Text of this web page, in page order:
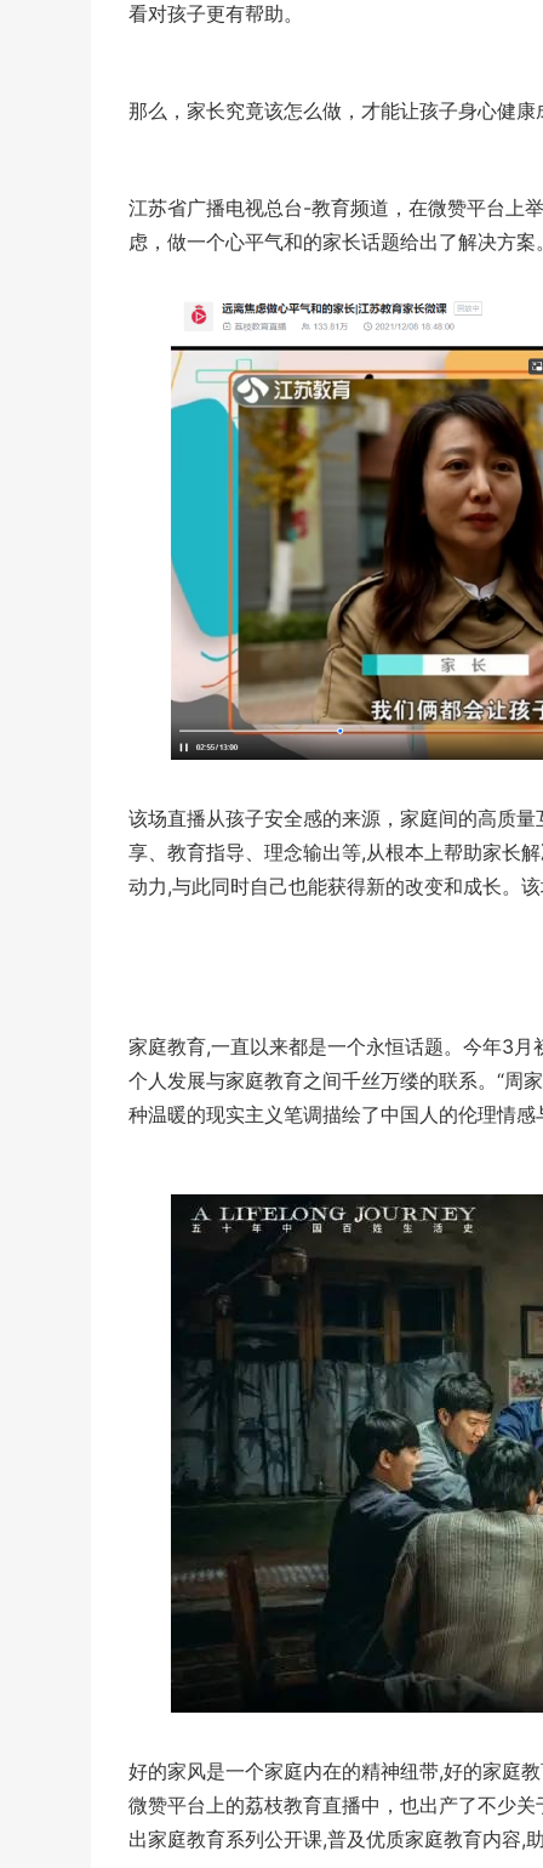
看对孩子更有帮助。
那么，家长究竟该怎么做，才能让孩子身心健
江苏省广播电视总台-教育频道，在微赞平台上
虑，做一个心平气和的家长话题给出了解决方案
该场直播从孩子安全感的来源，家庭间的高质
享、教育指导、理念输出等,从根本上帮助家长
动力,与此同时自己也能获得新的改变和成长。
家庭教育,一直以来都是一个永恒话题。今年3
个人发展与家庭教育之间千丝万缕的联系。“周
种温暖的现实主义笔调描绘了中国人的伦理情感
好的家风是一个家庭内在的精神纽带,好的家庭
微赞平台上的荔枝教育直播中，也出产了不少
出家庭教育系列公开课,普及优质家庭教育内容,